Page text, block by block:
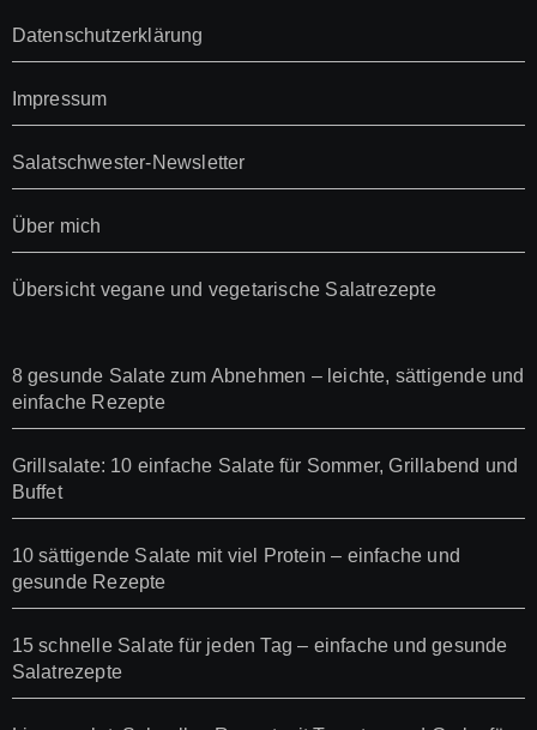
Datenschutzerklärung
Impressum
Salatschwester-Newsletter
Über mich
Übersicht vegane und vegetarische Salatrezepte
8 gesunde Salate zum Abnehmen – leichte, sättigende und
einfache Rezepte
Grillsalate: 10 einfache Salate für Sommer, Grillabend und
Buffet
10 sättigende Salate mit viel Protein – einfache und
gesunde Rezepte
15 schnelle Salate für jeden Tag – einfache und gesunde
Salatrezepte